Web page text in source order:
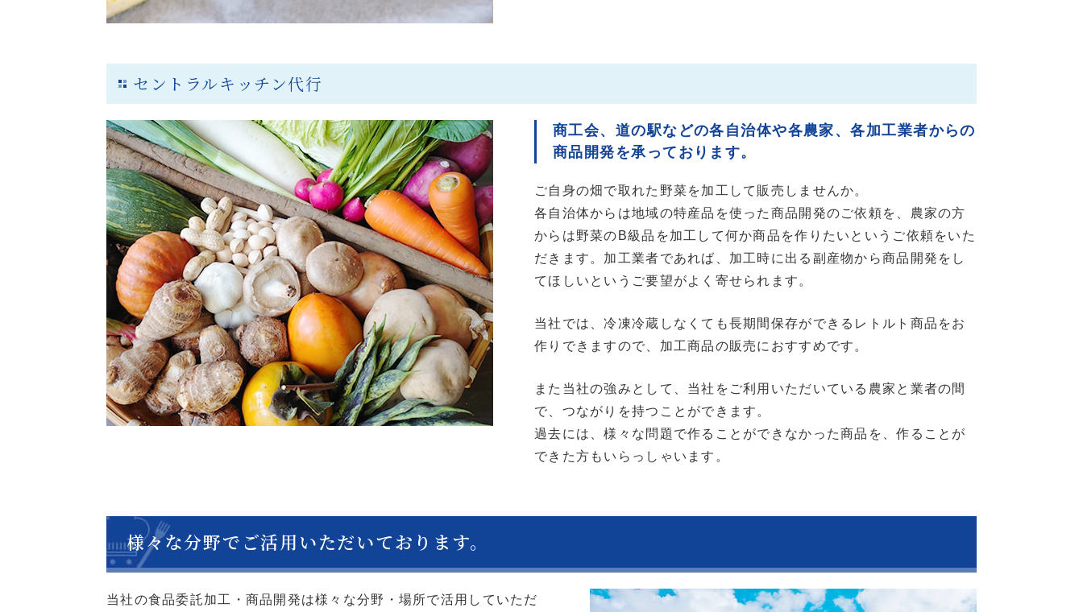
セントラルキッチン代行
商工会、道の駅などの各自治体や各農家、各加工業者からの
商品開発を承っております。
ご自身の畑で取れた野菜を加工して販売しませんか。
各自治体からは地域の特産品を使った商品開発のご依頼を、農家の方
からは野菜のB級品を加工して何か商品を作りたいというご依頼をいた
だきます。加工業者であれば、加工時に出る副産物から商品開発をし
てほしいというご要望がよく寄せられます。
当社では、冷凍冷蔵しなくても長期間保存ができるレトルト商品をお
作りできますので、加工商品の販売におすすめです。
また当社の強みとして、当社をご利用いただいている農家と業者の間
で、つながりを持つことができます。
過去には、様々な問題で作ることができなかった商品を、作ることが
できた方もいらっしゃいます。
様々な分野でご活用いただいております。
当社の食品委託加工・商品開発は様々な分野・場所で活用していただ